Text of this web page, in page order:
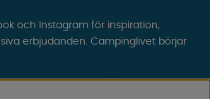
och Instagram för inspiration,
erbjudanden. Campinglivet börjar